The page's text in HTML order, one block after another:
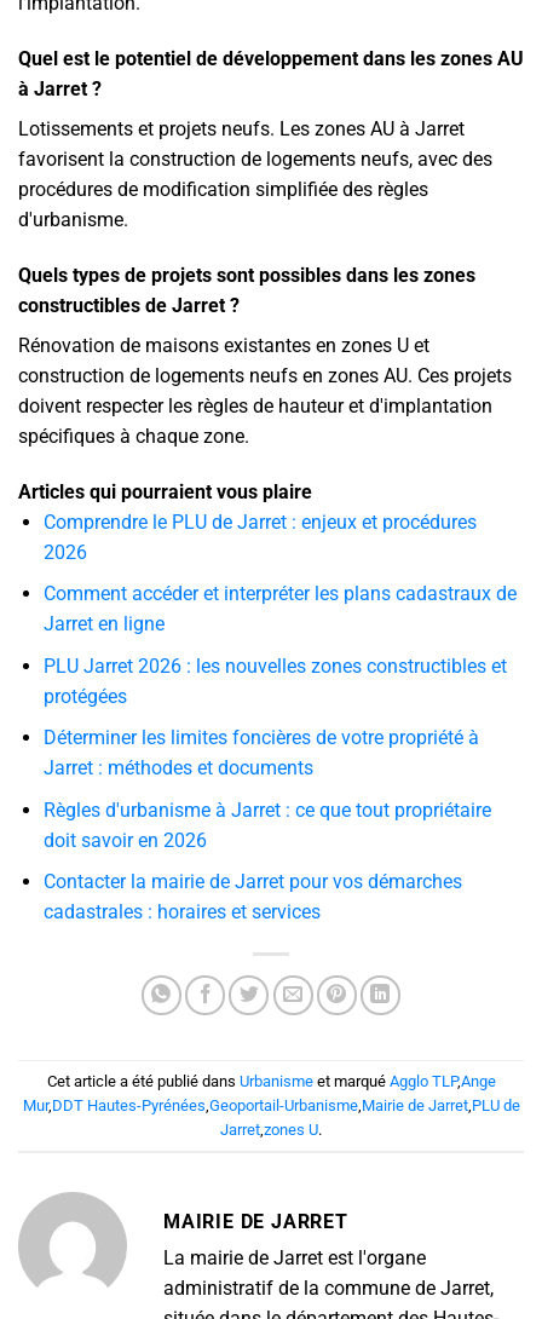
Quel est le potentiel de développement dans les zones AU
à Jarret ?
Lotissements et projets neufs. Les zones AU à Jarret
favorisent la construction de logements neufs, avec des
procédures de modification simplifiée des règles
d'urbanisme.
Quels types de projets sont possibles dans les zones
constructibles de Jarret ?
Rénovation de maisons existantes en zones U et
construction de logements neufs en zones AU. Ces projets
doivent respecter les règles de hauteur et d'implantation
spécifiques à chaque zone.
Articles qui pourraient vous plaire
Comprendre le PLU de Jarret : enjeux et procédures
2026
Comment accéder et interpréter les plans cadastraux de
Jarret en ligne
PLU Jarret 2026 : les nouvelles zones constructibles et
protégées
Déterminer les limites foncières de votre propriété à
Jarret : méthodes et documents
Règles d'urbanisme à Jarret : ce que tout propriétaire
doit savoir en 2026
Contacter la mairie de Jarret pour vos démarches
cadastrales : horaires et services
Cet article a été publié dans Urbanismeet marqué Agglo TLP,Ange
Mur,DDT Hautes-Pyrénées Geoportail-Urbanisme, Mairie de Jarret, PLU de
Jarret zones U.
MAIRIE DE JARRET
La mairie de Jarret est l'organe
administratif de la commune de Jarret,